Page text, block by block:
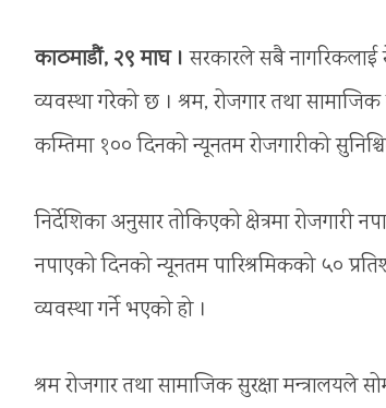
काठमाडौं, २९ माघ । सरकारले सबै नागरिकलाई
व्यवस्था गरेको छ । श्रम, रोजगार तथा
कम्तिमा १०० दिनको न्यूनतम रोजगारीको
निर्देशिका अनुसार तोकिएको क्षेत्रमा रोजगारी
नपाएको दिनको न्यूनतम पारिश्रमिकको ५०
व्यवस्था गर्ने भएको हो ।
श्रम रोजगार तथा सामाजिक सुरक्षा मन्त्रालयले